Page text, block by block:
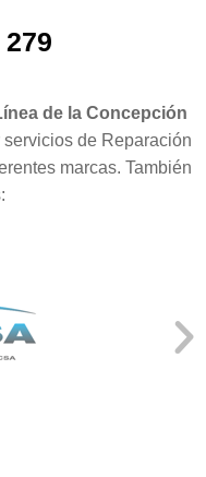
de la Concepción
de Reparación
marcas. También